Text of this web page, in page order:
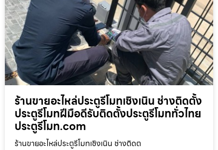
ร้านขายอะไหล่ประตูรีโมทเชิงเนิน ช่างติดตั้ง
ประตูรีโมทฝีมือดีรับติดตั้งประตูรีโมททั่วไทย
ประตูรีโมท.com
ร้านขายอะไหล่ประตูรีโมทเชิงเนิน ช่างติดต